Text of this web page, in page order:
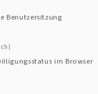
Spielen und
Abenteurer auf den
hören, mit
Benutzersitzung
im Browser